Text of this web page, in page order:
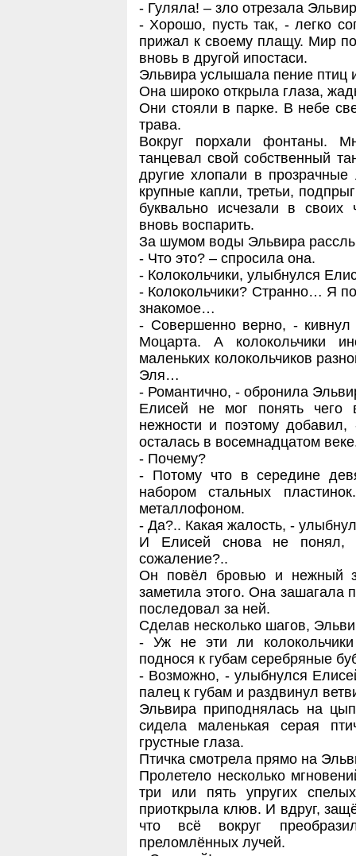
- Гуляла! – зло отрезала
- Хорошо, пусть так, - легко
прижал к своему плащу. Мир
вновь в другой ипостаси.
Эльвира услышала пение птиц
Она широко открыла глаза,
Они стояли в парке. В небе
трава.
Вокруг порхали фонтаны.
танцевал свой собственный
другие хлопали в
крупные капли, третьи,
буквально исчезали в своих
вновь воспарить.
За шумом воды Эльвира
- Что это? – спросила она.
- Колокольчики, улыбнулся
- Колокольчики? Странно… Я
знакомое…
- Совершенно верно, -
Моцарта. А колокольчики
маленьких колокольчиков
Эля…
- Романтично, - обронила
Елисей не мог понять чего
нежности и поэтому
осталась в восемнадцатом
- Почему?
- Потому что в середине
набором стальных
металлофоном.
- Да?.. Какая жалость, -
И Елисей снова не понял,
сожаление?..
Он повёл бровью и нежный
заметила этого. Она зашагала
последовал за ней.
Сделав несколько шагов,
- Уж не эти ли
поднося к губам серебряные
- Возможно, - улыбнулся
палец к губам и раздвинул
Эльвира приподнялась на
сидела маленькая серая
грустные глаза.
Птичка смотрела прямо на
Пролетело несколько
три или пять упругих
приоткрыла клюв. И вдруг,
что всё вокруг
преломлённых лучей.